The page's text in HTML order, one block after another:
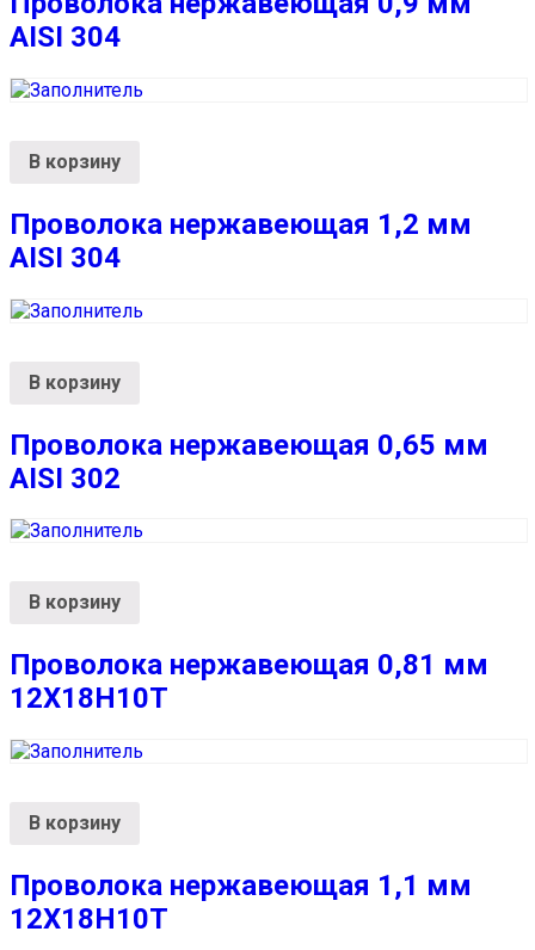
AISI 304
В корзину
Проволока нержавеющая 1,2 мм
AISI 304
В корзину
Проволока нержавеющая 0,65 мм
AISI 302
В корзину
Проволока нержавеющая 0,81 мм
12Х18Н10Т
В корзину
Проволока нержавеющая 1,1 мм
12Х18Н10Т